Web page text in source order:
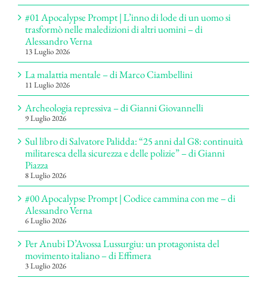
#01 Apocalypse Prompt | L’inno di lode di un uomo si
trasformò nelle maledizioni di altri uomini – di
Alessandro Verna
13 Luglio 2026
La malattia mentale – di Marco Ciambellini
11 Luglio 2026
Archeologia repressiva – di Gianni Giovannelli
9 Luglio 2026
Sul libro di Salvatore Palidda: “25 anni dal G8: continuità
militaresca della sicurezza e delle polizie” – di Gianni
Piazza
8 Luglio 2026
#00 Apocalypse Prompt | Codice cammina con me – di
Alessandro Verna
6 Luglio 2026
Per Anubi D’Avossa Lussurgiu: un protagonista del
movimento italiano – di Effimera
3 Luglio 2026